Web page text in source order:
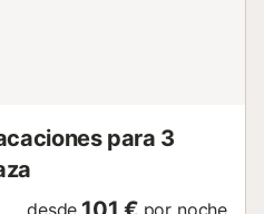
para 3
desde por noche